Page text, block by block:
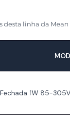
desta linha da Mean
1W 85-